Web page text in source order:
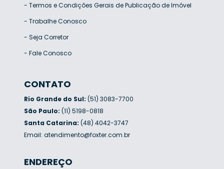
- Termos e Condições Gerais de Publicação de Imóvel
- Trabalhe Conosco
- Seja Corretor
- Fale Conosco
CONTATO
Rio Grande do Sul: (51) 3083-7700
São Paulo: (11) 5198-0818
Santa Catarina: (48) 4042-3747
Email: atendimento@foxter.com.br
ENDEREÇO